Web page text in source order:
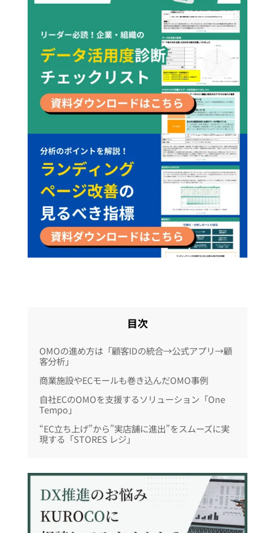
目次
OMOの進め方は「顧客IDの統合→公式アプリ→顧
客分析」
商業施設やECモールも巻き込んだOMO事例
自社ECのOMOを支援するソリューション「One
Tempo」
“EC立ち上げ”から”実店舗に進出”をスムーズに実
現する「STORES レジ」